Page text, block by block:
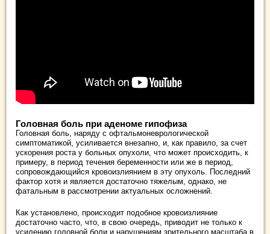
Головная боль при аденоме гипофиза
Головная боль, наряду с офтальмоневрологической
симптоматикой, усиливается внезапно, и, как правило, за счет
ускорения роста у больных опухоли, что может происходить, к
примеру, в период течения беременности или же в период,
сопровождающийся кровоизлиянием в эту опухоль. Последний
фактор хотя и является достаточно тяжелым, однако, не
фатальным в рассмотрении актуальных осложнений.
Как установлено, происходит подобное кровоизлияние
достаточно часто, что, в свою очередь, приводит не только к
усилению головной боли и нарушениям зрительного масштаба в